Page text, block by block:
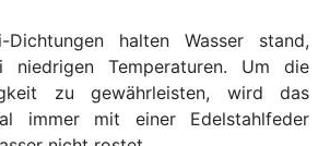
halten Wasser stand,
niedrigen Temperaturen. Um die
zu gewährleisten, wird das
immer mit einer Edelstahlfeder